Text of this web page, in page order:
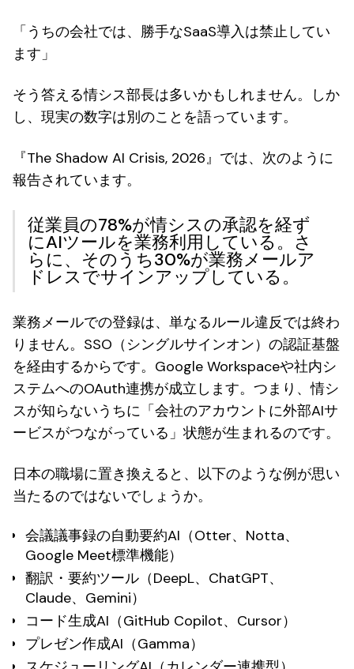
「うちの会社では、勝手なSaaS導入は禁止してい
ます」
そう答える情シス部長は多いかもしれません。しか
し、現実の数字は別のことを語っています。
『The Shadow AI Crisis, 2026』では、次のように
報告されています。
従業員の78%が情シスの承認を経ず
にAIツールを業務利用 している。さ
らに、そのうち30%が業務メールア
ドレスでサインアップしている。
業務メールでの登録は、単なるルール違反では終わ
りません。SSO（シングルサインオン）の認証基盤
を経由するからです。Google Workspaceや社内シ
ステムへのOAuth連携が成立します。つまり、情シ
スが知らないうちに「会社のアカウントに外部AIサ
ービスがつながっている」状態が生まれるのです。
日本の職場に置き換えると、以下のような例が思い
当たるのではないでしょうか。
会議議事録の自動要約AI（Otter、Notta、
Google Meet標準機能）
翻訳・要約ツール（DeepL、ChatGPT、
Claude、Gemini）
コード生成AI（GitHub Copilot、Cursor）
プレゼン作成AI（Gamma）